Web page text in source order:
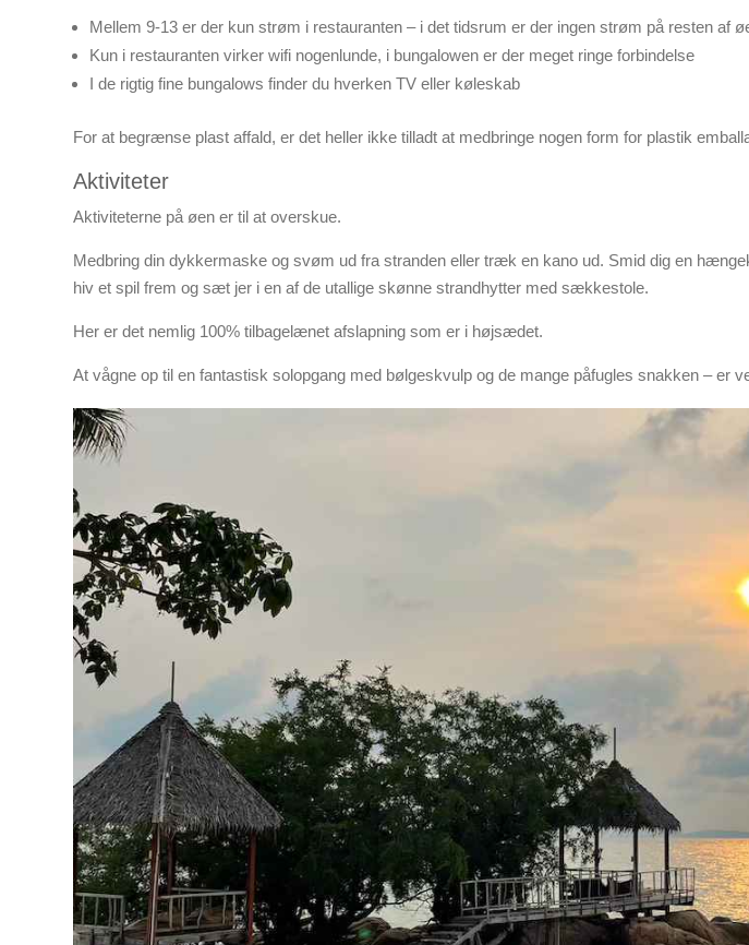
Mellem 9-13 er der kun strøm i restauranten – i det tidsrum er der ingen strøm på resten af
Kun i restauranten virker wifi nogenlunde, i bungalowen er der meget ringe forbindelse
I de rigtig fine bungalows finder du hverken TV eller køleskab
For at begrænse plast affald, er det heller ikke tilladt at medbringe nogen form for plastik
Aktiviteter
Aktiviteterne på øen er til at overskue.
Medbring din dykkermaske og svøm ud fra stranden eller træk en kano ud. Smid dig en
hiv et spil frem og sæt jer i en af de utallige skønne strandhytter med sækkestole.
Her er det nemlig 100% tilbagelænet afslapning som er i højsædet.
At vågne op til en fantastisk solopgang med bølgeskvulp og de mange påfugles snakken – er